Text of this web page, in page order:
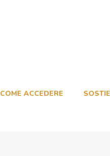
COME ACCEDERE